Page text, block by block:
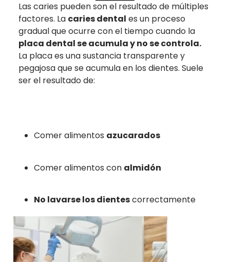
Las caries pueden son el resultado de múltiples
factores. La caries dental es un proceso
gradual que ocurre con el tiempo cuando la
placa dental se acumula y no se controla.
La placa es una sustancia transparente y
pegajosa que se acumula en los dientes. Suele
ser el resultado de:
Comer alimentos azucarados
Comer alimentos con almidón
No lavarse los dientescorrectamente